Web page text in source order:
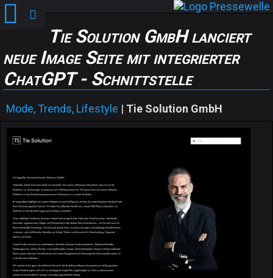
Tie Solution GmbH lanciert
neue Image Seite mit integrierter
ChatGPT - Schnittstelle
Mode, Trends, Lifestyle | Tie Solution GmbH